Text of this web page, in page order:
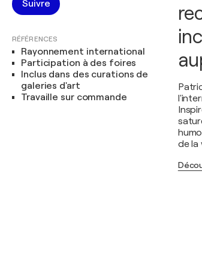
Suivre
RÉFÉRENCES
Rayonnement international
Participation à des foires
Inclus dans des curations de
galeries d'art
Travaille sur commande
de la